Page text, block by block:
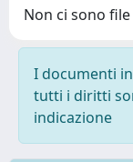
Non ci sono
I documenti
tutti i diritti
indicazione